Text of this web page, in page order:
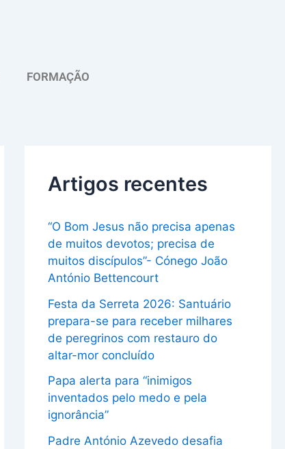
FORMAÇÃO
Artigos recentes
“O Bom Jesus não precisa apenas
de muitos devotos; precisa de
muitos discípulos”- Cónego João
António Bettencourt
Festa da Serreta 2026: Santuário
prepara-se para receber milhares
de peregrinos com restauro do
altar-mor concluído
Papa alerta para “inimigos
inventados pelo medo e pela
ignorância”
Padre António Azevedo desafia
u